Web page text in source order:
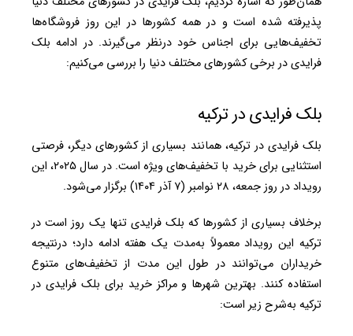
پذیرفته شده است و در همه کشورها در این روز فروشگاه‌ها
تخفیف‌هایی برای اجناس خود درنظر می‌گیرند. در ادامه بلک
فرایدی در برخی کشورهای مختلف دنیا را بررسی می‌کنیم:
بلک فرایدی در ترکیه
بلک فرایدی در ترکیه، همانند بسیاری از کشورهای دیگر، فرصتی
استثنایی برای خرید با تخفیف‌های ویژه است.
در سال ۲۰۲۵، این
رویداد در روز جمعه، ۲۸ نوامبر (۷ آذر ۱۴۰۴) برگزار می‌شود.
برخلاف بسیاری از کشورها که بلک فرایدی تنها یک روز است در
ترکیه این رویداد معمولاً به‌مدت یک هفته ادامه دارد؛ درنتیجه
خریداران می‌توانند در طول این مدت از تخفیف‌های متنوع
استفاده کنند. بهترین شهرها و مراکز خرید برای بلک فرایدی در
ترکیه به‌شرح زیر است: